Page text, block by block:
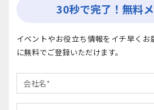
30秒で完了！無料
イベントやお役立ち情報をイチ早くお
に無料でご登録いただけます。